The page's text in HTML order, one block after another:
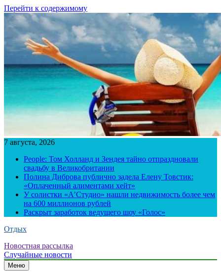
Перейти к содержимому
7 августа, 2026
People: Том Холланд и Зендея тайно отпраздновали
свадьбу в Великобритании
Полина Диброва публично задела Елену Товстик:
«Оплаченный алиментами хейт»
У солистки «А’Студио» нашли недвижимость более чем
на 600 миллионов рублей
Раскрыт заработок ведущего шоу «Голос»
Отдых
Новостная рассылка
Случайные новости
Меню